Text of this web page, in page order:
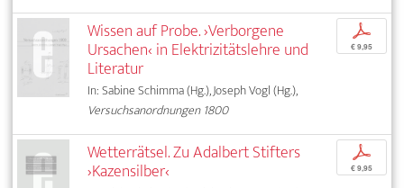
Wissen auf Probe. ›Verborgene
Ursachen‹ in Elektrizitätslehre und
Literatur
In: Sabine Schimma (Hg.), Joseph Vogl (Hg.),
Versuchsanordnungen 1800
p
€ 9,95
Wetterrätsel. Zu Adalbert Stifters
›Kazensilber‹
p
€ 9,95